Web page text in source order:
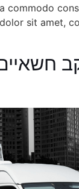
commodo
sit amet,